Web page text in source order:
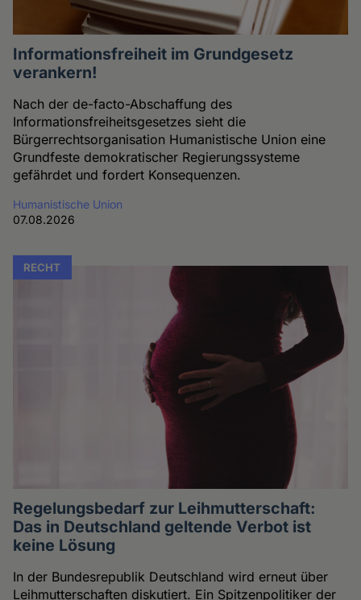
Informationsfreiheit im Grundgesetz
verankern!
Nach der de-facto-Abschaffung des
Informationsfreiheitsgesetzes sieht die
Bürgerrechtsorganisation Humanistische Union eine
Grundfeste demokratischer Regierungssysteme
gefährdet und fordert Konsequenzen.
Humanistische Union
07.08.2026
RECHT
Regelungsbedarf zur Leihmutterschaft:
Das in Deutschland geltende Verbot ist
keine Lösung
In der Bundesrepublik Deutschland wird erneut über
Leihmutterschaften diskutiert. Ein Spitzenpolitiker der